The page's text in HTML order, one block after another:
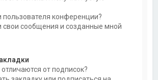
пользователя конференции?
свои сообщения и созданные мной
от подписок?